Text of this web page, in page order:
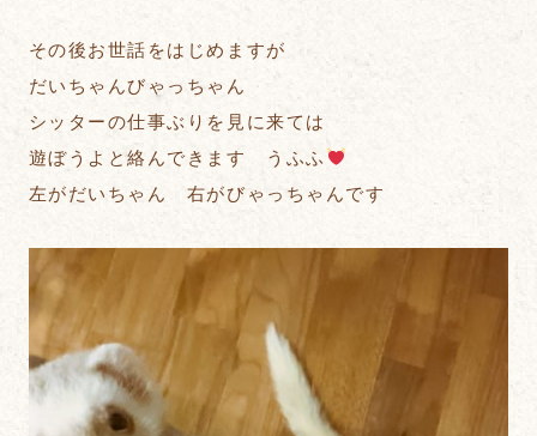
その後お世話をはじめますが
だいちゃんびゃっちゃん
シッターの仕事ぶりを見に来ては
遊ぼうよと絡んできます うふふ
左がだいちゃん 右がびゃっちゃんです